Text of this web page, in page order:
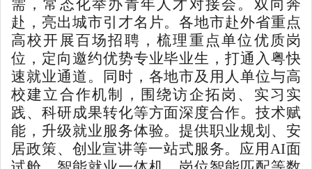
需，常态化举办青年人才对接会。双向奔
赴，亮出城市引才名片。各地市赴外省重点
高校开展百场招聘，梳理重点单位优质岗
位，定向邀约优势专业毕业生，打通入粤快
速就业通道。同时，各地市及用人单位与高
校建立合作机制，围绕访企拓岗、实习实
践、科研成果转化等方面深度合作。技术赋
能，升级就业服务体验。提供职业规划、安
居政策、创业宣讲等一站式服务。应用AI面